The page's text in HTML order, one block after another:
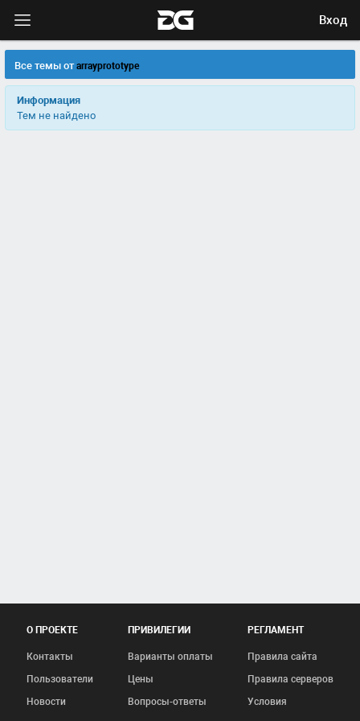
Вход
Все темы отarrayprototype
Информация
Тем не найдено
О ПРОЕКТЕ
Контакты
Пользователи
Новости
ПРИВИЛЕГИИ
Варианты оплаты
Цены
Вопросы-ответы
РЕГЛАМЕНТ
Правила сайта
Правила серверов
Условия